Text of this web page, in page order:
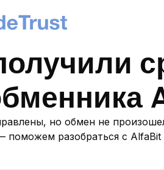
поддержки, также
и мессенджер Telegram.
проводить финансовые
им фиатных и цифровых
можно непосредственно во
но обмен не
поможем разобраться с AlfaBit